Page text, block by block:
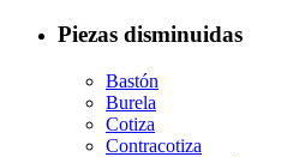
Piezas disminuidas
Bastón
Burela
Cotiza
Contracotiza